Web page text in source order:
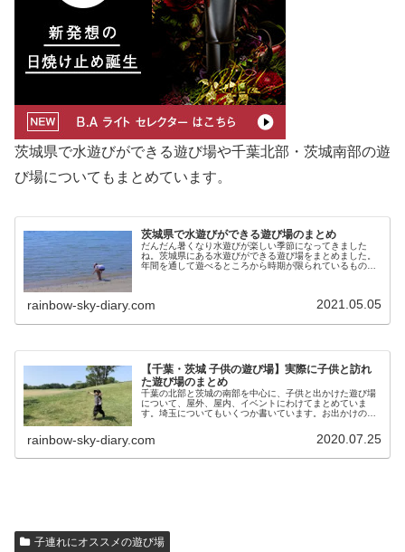
茨城県で水遊びができる遊び場や千葉北部・茨城南部の遊
び場についてもまとめています。
茨城県で水遊びができる遊び場のまとめ
だんだん暑くなり水遊びが楽しい季節になってきました
ね。茨城県にある水遊びができる遊び場をまとめました。
年間を通して遊べるところから時期が限られているものま
rainbow-sky-diary.com 2021.05.05
【千葉・茨城 子供の遊び場】実際に子供と訪れ
た遊び場のまとめ
千葉の北部と茨城の南部を中心に、子供と出かけた遊び場
について、屋外、屋内、イベントにわけてまとめていま
す。埼玉についてもいくつか書いています。お出かけの参
rainbow-sky-diary.com 2020.07.25
子連れにオススメの遊び場